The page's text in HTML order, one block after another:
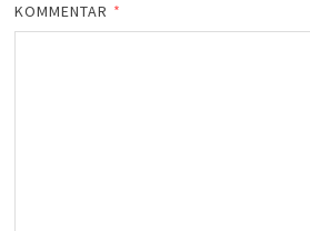
KOMMENTAR *